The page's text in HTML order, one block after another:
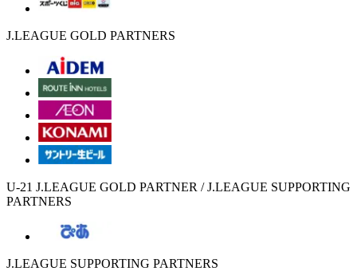
J.LEAGUE GOLD PARTNERS
U-21 J.LEAGUE GOLD PARTNER / J.LEAGUE SUPPORTING
PARTNERS
J.LEAGUE SUPPORTING PARTNERS